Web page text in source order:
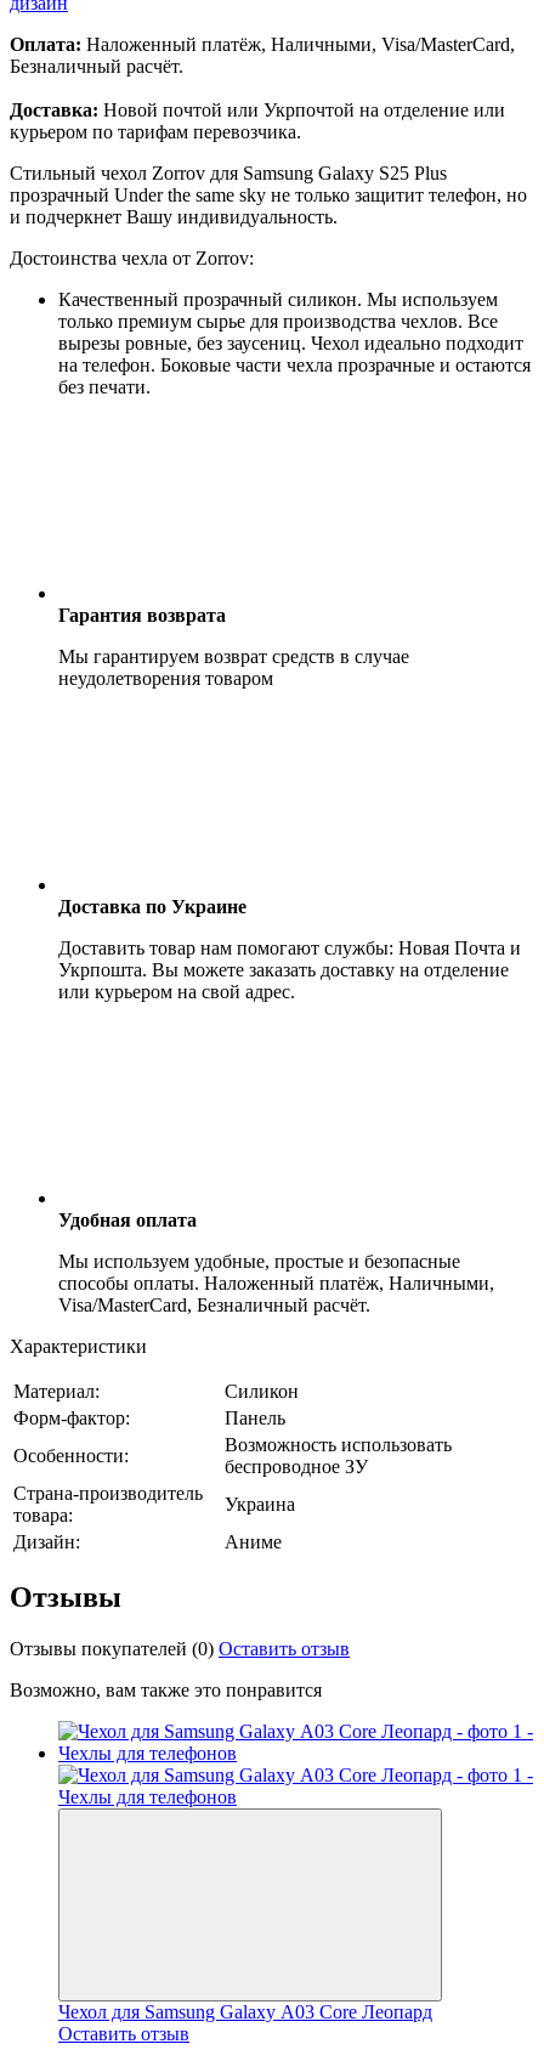
Оплата: Наложенный платёж, Наличными, Visa/MasterCard,
Безналичный расчёт.
Доставка: Новой почтой или Укрпочтой на отделение или
курьером по тарифам перевозчика.
Стильный чехол Zorrov для Samsung Galaxy S25 Plus
прозрачный Under the same sky не только защитит телефон, но
и подчеркнет Вашу индивидуальность.
Достоинства чехла от Zorrov:
Качественный прозрачный силикон. Мы используем
только премиум сырье для производства чехлов. Все
вырезы ровные, без заусениц. Чехол идеально подходит
на телефон. Боковые части чехла прозрачные и остаются
без печати.
Гарантия возврата
Мы гарантируем возврат средств в случае
неудолетворения товаром
Доставка по Украине
Доставить товар нам помогают службы: Новая Почта и
Укрпошта. Вы можете заказать доставку на отделение
или курьером на свой адрес.
Удобная оплата
Мы используем удобные, простые и безопасные
способы оплаты. Наложенный платёж, Наличными,
Visa/MasterCard, Безналичный расчёт.
Характеристики
Материал:
Силикон
Форм-фактор:
Панель
Особенности:
Возможность использовать
беспроводное ЗУ
Страна-производитель
товара:
Украина
Дизайн:
Аниме
Отзывы
Отзывы покупателей (0) Оставить отзыв
Возможно, вам также это понравится
Чехол для Samsung Galaxy А03 Core Леопард
Оставить отзыв